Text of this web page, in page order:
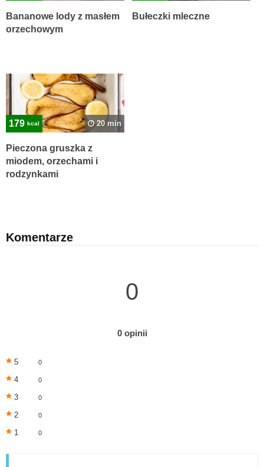
Bananowe lody z masłem
orzechowym
Bułeczki mleczne
179 kcal 20 min
Pieczona gruszka z
miodem, orzechami i
rodzynkami
Komentarze
0
0 opinii
5 0
4 0
3 0
2 0
1 0